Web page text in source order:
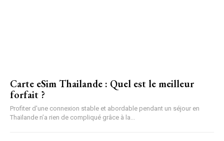
Carte eSim Thailande : Quel est le meilleur
forfait ?
Profiter d'une connexion stable et abordable pendant un séjour en
Thaïlande n’a rien de compliqué grâce à la...